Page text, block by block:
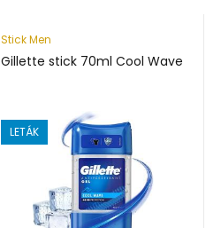
Stick Men
Gillette stick 70ml Cool Wave
LETÁK